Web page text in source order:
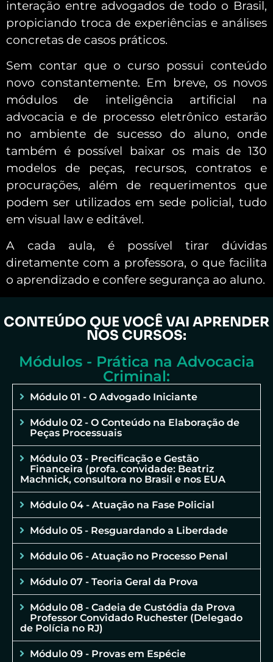
interação entre advogados de todo o Brasil,
propiciando troca de experiências e análises
concretas de casos práticos.
Sem contar que o curso possui conteúdo
novo constantemente. Em breve, os novos
módulos de inteligência artificial na
advocacia e de processo eletrônico estarão
no ambiente de sucesso do aluno, onde
também é possível baixar os mais de 130
modelos de peças, recursos, contratos e
procurações, além de requerimentos que
podem ser utilizados em sede policial, tudo
em visual law e editável.
A cada aula, é possível tirar dúvidas
diretamente com a professora, o que facilita
o aprendizado e confere segurança ao aluno.
CONTEÚDO QUE VOCÊ VAI APRENDER
NOS CURSOS:
Módulos - Prática na Advocacia
Criminal:
Módulo 01 - O Advogado Iniciante
Módulo 02 - O Conteúdo na Elaboração de
Peças Processuais
Módulo 03 - Precificação e Gestão
Financeira (profa. convidade: Beatriz
Machnick, consultora no Brasil e nos EUA
Módulo 04 - Atuação na Fase Policial
Módulo 05 - Resguardando a Liberdade
Módulo 06 - Atuação no Processo Penal
Módulo 07 - Teoria Geral da Prova
Módulo 08 - Cadeia de Custódia da Prova
Professor Convidado Ruchester (Delegado
de Polícia no RJ)
Módulo 09 - Provas em Espécie